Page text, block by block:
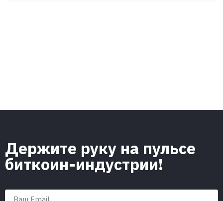
Держите руку на пульсе
биткоин-индустрии!